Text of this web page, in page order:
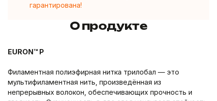
гарантирована!
О продукте
EURON™ P
Филаментная полиэфирная нитка трилобал — это
мультифиламентная нить, произведённая из
непрерывных волокон, обеспечивающих прочность и